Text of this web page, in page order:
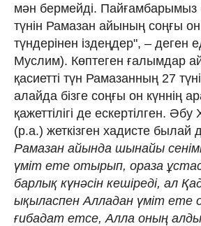
мән бермейді. Пайғамбарымыз
түнін Рамазан айының соңғы он
түндерінен іздеңдер", – деген
Муслим). Көптеген ғалымдар
қасиетті түн Рамазанның 27
алайда бізге соңғы он күннің
қажеттілігі де ескертілген.
(р.а.) жеткізген хадисте былай
Рамазан айында шынайы
үміт ете отырып, ораза
барлық күнәсін кешіреді, ал
ықыласпен Алладан үміт ете
ғибадат етсе, Алла оның